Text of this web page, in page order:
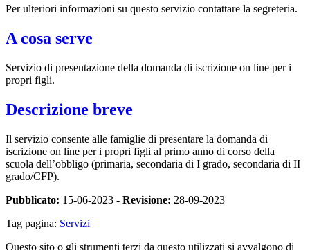
Per ulteriori informazioni su questo servizio contattare la segreteria.
A cosa serve
Servizio di presentazione della domanda di iscrizione on line per i
propri figli.
Descrizione breve
Il servizio consente alle famiglie di presentare la domanda di
iscrizione on line per i propri figli al primo anno di corso della
scuola dell’obbligo (primaria, secondaria di I grado, secondaria di II
grado/CFP).
Pubblicato: 15-06-2023 - Revisione: 28-09-2023
Tag pagina: Servizi
Questo sito o gli strumenti terzi da questo utilizzati si avvalgono di